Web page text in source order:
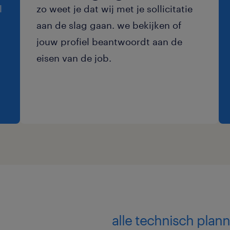
zo weet je dat wij met je sollicitatie
aan de slag gaan. we bekijken of
jouw profiel beantwoordt aan de
eisen van de job.
alle technisch